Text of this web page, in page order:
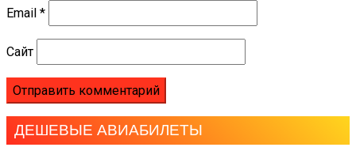
Email *
Сайт
ДЕШЕВЫЕ АВИАБИЛЕТЫ